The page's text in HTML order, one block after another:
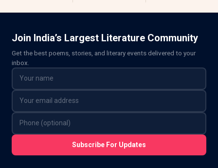
Join India’s Largest Literature Community
Get the best poems, stories, and literary events delivered to your
inbox.
Subscribe For Updates